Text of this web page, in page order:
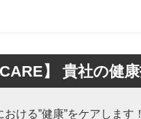
CARE】 貴社の健
ける”健康”をケアします！